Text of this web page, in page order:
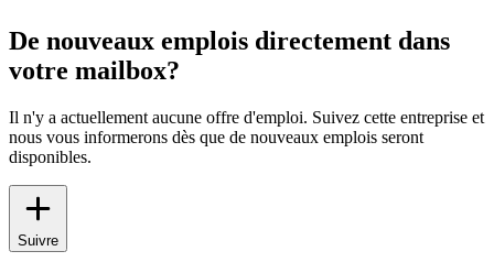
De nouveaux emplois directement dans
votre mailbox?
Il n'y a actuellement aucune offre d'emploi. Suivez cette entreprise et
nous vous informerons dès que de nouveaux emplois seront
disponibles.
Suivre